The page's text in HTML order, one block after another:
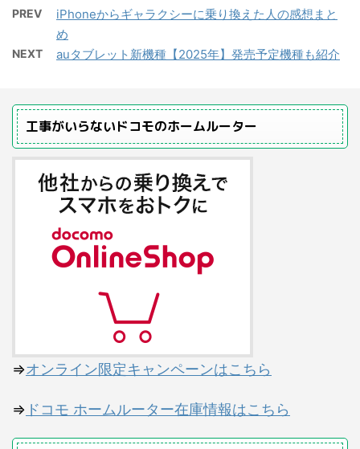
PREV
iPhoneからギャラクシーに乗り換えた人の感想まと
め
NEXT auタブレット新機種【2025年】発売予定機種も紹介
工事がいらないドコモのホームルーター
⇒オンライン限定キャンペーンはこちら
⇒ ドコモ ホームルーター在庫情報はこちら